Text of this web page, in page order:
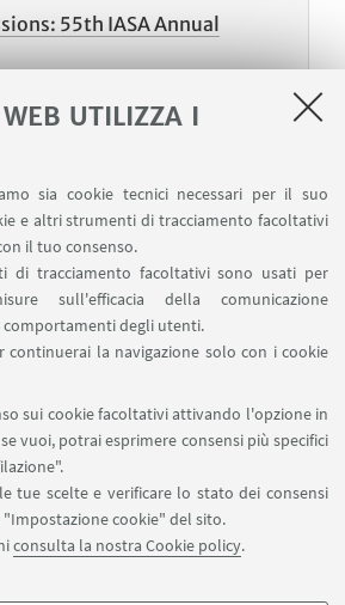
UTILIZZA I
sia cookie tecnici necessari per il suo
e altri strumenti di tracciamento facoltativi
il tuo consenso.
di tracciamento facoltativi sono usati per
sull'efficacia della comunicazione
comportamenti degli utenti.
continuerai la navigazione solo con i cookie
sui cookie facoltativi attivando l'opzione in
vuoi, potrai esprimere consensi più specifici
tue scelte e verificare lo stato dei consensi
cookie" del sito.
consulta la nostra Cookie policy.
55th IASA Annual
2024
of Melbourne, Grattan Street,
3010, Australia - Evento in
gratuito, iscrizione online sulla
2 3 4